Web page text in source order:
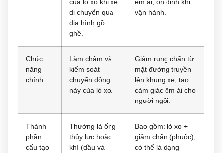
của lò xo khi xe
di chuyển qua
địa hình gồ
ghề.
êm ái, ổn định khi
vận hành.
Chức
năng
chính
Làm chậm và
kiểm soát
chuyển động
nảy của lò xo.
Giảm rung chấn từ
mặt đường truyền
lên khung xe, tạo
cảm giác êm ái cho
người ngồi.
Thành
phần
cấu tạo
Thường là ống
thủy lực hoặc
khí (dầu và
Bao gồm: lò xo +
giảm chấn (phuộc),
có thể là dạng